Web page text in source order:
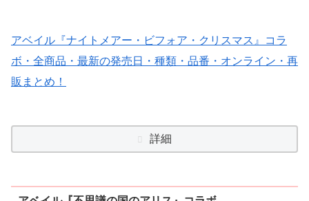
アベイル『ナイトメアー・ビフォア・クリスマス』コラ
ボ・全商品・最新の発売日・種類・品番・オンライン・再
販まとめ！
詳細